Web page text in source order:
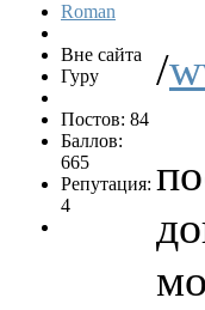
Roman
Вне сайта
Гуру
Постов: 84
Баллов:
665
Репутация:
4
/